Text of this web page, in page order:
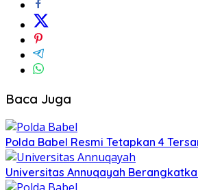
Baca Juga
Polda Babel Resmi Tetapkan 4
Universitas Annuqayah